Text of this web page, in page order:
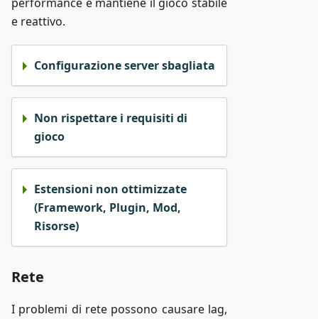
performance e mantiene il gioco stabile
e reattivo.
Configurazione server sbagliata
Non rispettare i requisiti di
gioco
Estensioni non ottimizzate
(Framework, Plugin, Mod,
Risorse)
Rete
I problemi di rete possono causare lag,